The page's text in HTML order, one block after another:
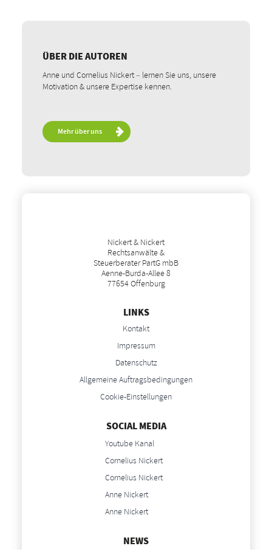
ÜBER DIE AUTOREN
Anne und Cornelius Nickert – lernen Sie uns, unsere
Motivation & unsere Expertise kennen.
Mehr über uns
Nickert & Nickert
Rechtsanwälte &
Steuerberater PartG mbB
Aenne-Burda-Allee 8
77654 Offenburg
LINKS
Kontakt
Impressum
Datenschutz
Allgemeine Auftragsbedingungen
Cookie-Einstellungen
SOCIAL MEDIA
Youtube Kanal
Cornelius Nickert
Cornelius Nickert
Anne Nickert
Anne Nickert
NEWS